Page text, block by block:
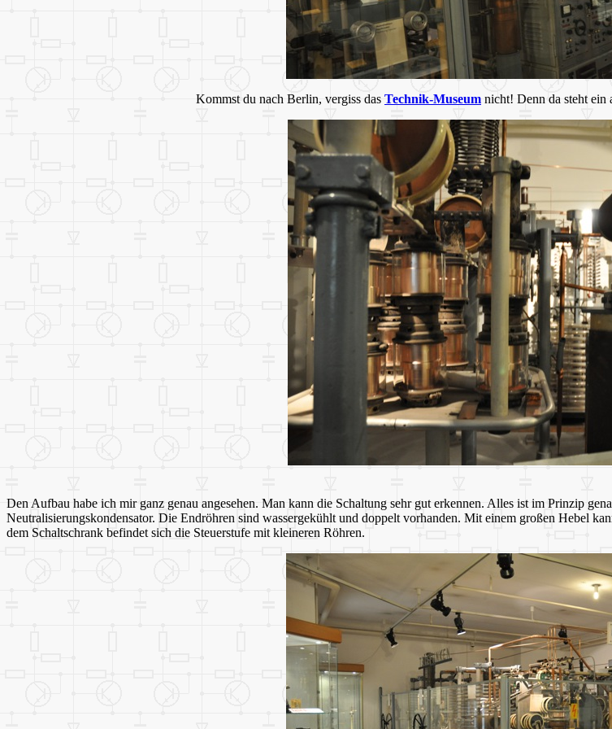
Kommst du nach Berlin, vergiss das Technik-Museum nicht! Denn da steht ein
Den Aufbau habe ich mir ganz genau angesehen. Man kann die Schaltung sehr gut erkennen. Alles ist im Prinzip
Neutralisierungskondensator. Die Endröhren sind wassergekühlt und doppelt vorhanden. Mit einem großen Hebel
dem Schaltschrank befindet sich die Steuerstufe mit kleineren Röhren.